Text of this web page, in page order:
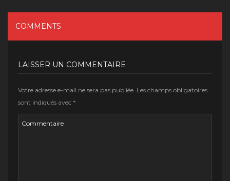
COMMENTS
LAISSER UN COMMENTAIRE
Votre adresse e-mail ne sera pas publiée. Les champs obligatoires
sont indiqués avec *